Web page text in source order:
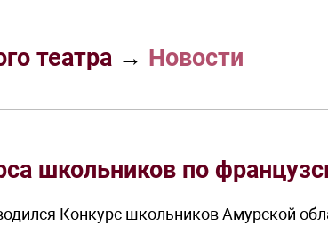
театра → Новости
школьников по
Конкурс школьников Амурской